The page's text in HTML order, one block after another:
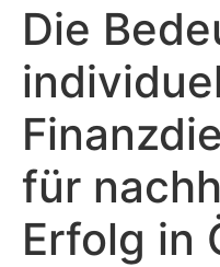
Die
für
Erfolg in